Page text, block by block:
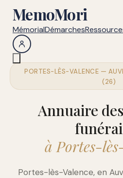
MemoMori
MémorialDémarches
PORTES-LÈS-VALENCE —
(26)
Annuaire
à Portes-
Portes-lès-Valence, en